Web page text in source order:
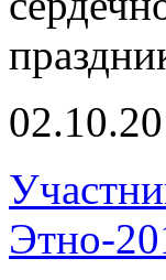
Этно-